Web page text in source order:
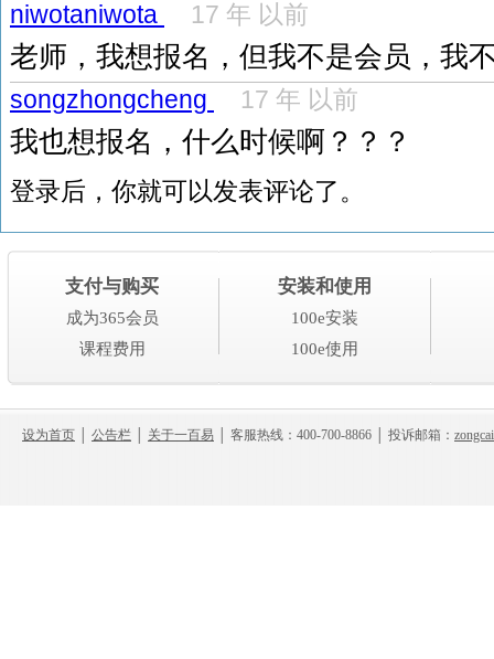
niwotaniwota 17 年 以前
老师，我想报名，但我不是会员，我
songzhongcheng 17 年 以前
我也想报名，什么时候啊？？？
登录后，你就可以发表评论了。
支付与购买
成为365会员
课程费用
安装和使用
100e安装
100e使用
设为首页 公告栏 关于一百易 │ 客服热线：400-700-8866 │ 投诉邮箱：